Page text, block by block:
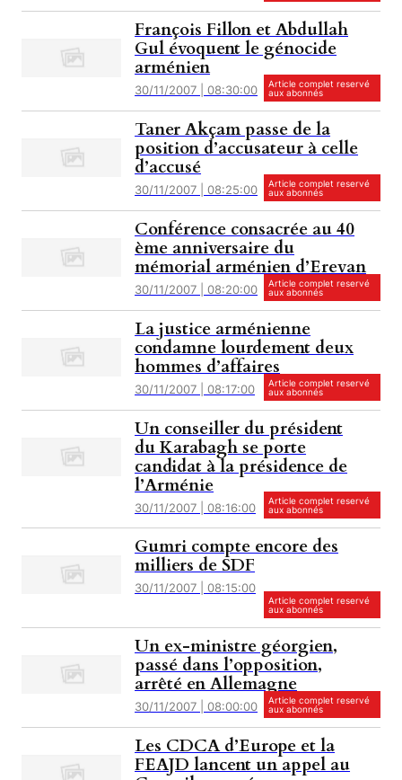
François Fillon et Abdullah
Gul évoquent le génocide
arménien
30/11/2007 | 08:30:00
Article complet reservé
aux abonnés
Taner Akçam passe de la
position d’accusateur à celle
d’accusé
30/11/2007 | 08:25:00
Article complet reservé
aux abonnés
Conférence consacrée au 40
ème anniversaire du
mémorial arménien d’Erevan
30/11/2007 | 08:20:00
Article complet reservé
aux abonnés
La justice arménienne
condamne lourdement deux
hommes d’affaires
30/11/2007 | 08:17:00
Article complet reservé
aux abonnés
Un conseiller du président
du Karabagh se porte
candidat à la présidence de
l’Arménie
30/11/2007 | 08:16:00
Article complet reservé
aux abonnés
Gumri compte encore des
milliers de SDF
30/11/2007 | 08:15:00
Article complet reservé
aux abonnés
Un ex-ministre géorgien,
passé dans l’opposition,
arrêté en Allemagne
30/11/2007 | 08:00:00
Article complet reservé
aux abonnés
Les CDCA d’Europe et la
FEAJD lancent un appel au